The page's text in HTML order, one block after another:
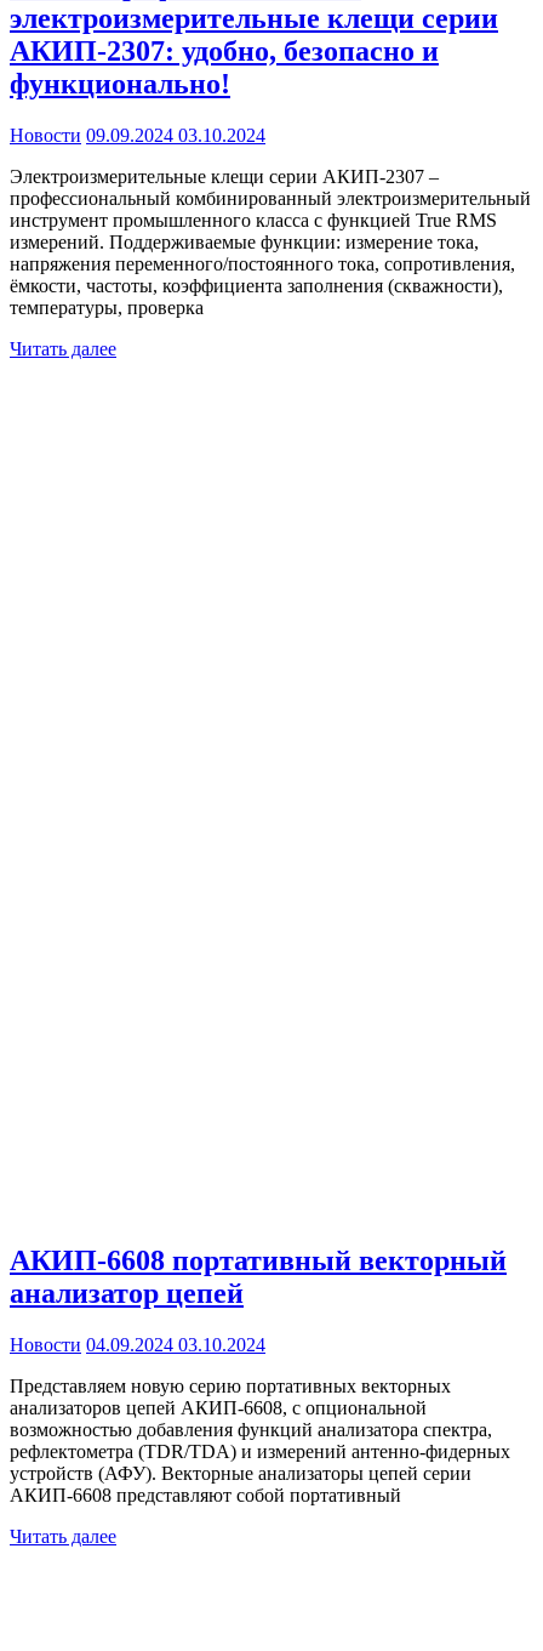
электроизмерительные клещи серии
AКИП-2307: удобно, безопасно и
функционально!
Новости 09.09.2024 03.10.2024
Электроизмерительные клещи серии АКИП-2307 –
профессиональный комбинированный электроизмерительный
инструмент промышленного класса с функцией True RMS
измерений. Поддерживаемые функции: измерение тока,
напряжения переменного/постоянного тока, сопротивления,
ёмкости, частоты, коэффициента заполнения (скважности),
температуры, проверка
Читать далее
АКИП-6608 портативный векторный
анализатор цепей
Новости 04.09.2024 03.10.2024
Представляем новую серию портативных векторных
анализаторов цепей АКИП-6608, с опциональной
возможностью добавления функций анализатора спектра,
рефлектометра (TDR/TDA) и измерений антенно-фидерных
устройств (АФУ). Векторные анализаторы цепей серии
АКИП-6608 представляют собой портативный
Читать далее